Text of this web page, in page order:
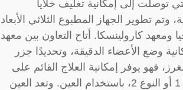
إلى إمكانية تغليف خلايا
وتم تطوير الجهاز المطبوع الثلاثي الأبعاد
كارولينسكا. أتاح التعاون بين معهد
وضع الأعضاء الدقيقة، وتحديدًا جزر
فهو يوفر إمكانية العلاج القائم على
الخلايا، على سبيل المثال، لعلاج مرض السكري من النوع 1 أو النوع 2، باستخدام العين. وتعد العين